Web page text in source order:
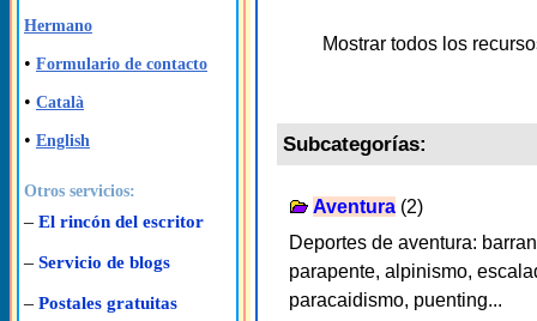
Hermano
• Formulario de contacto
• Català
• English
Otros servicios:
– El rincón del escritor
– Servicio de blogs
– Postales gratuitas
Mostrar todos los
Subcategorías:
Aventura (2)
Deportes de aventura:
parapente, alpinismo,
paracaidismo, puenting...